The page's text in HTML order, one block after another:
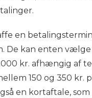
en
De kan enten
kr. afhængig af
150 og 350 kr.
en kortaftale,